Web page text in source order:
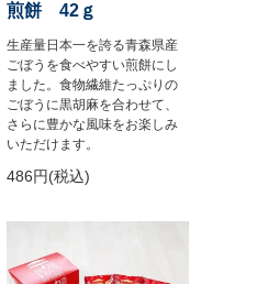
煎餅 42ｇ
生産量日本一を誇る青森県産
ごぼうを食べやすい煎餅にし
ました。食物繊維たっぷりの
ごぼうに黒胡麻を合わせて、
さらに豊かな風味をお楽しみ
いただけます。
486円(税込)